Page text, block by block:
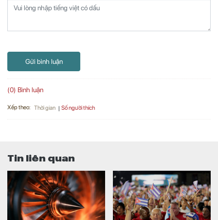
Gửi bình luận
(0) Bình luận
Xếp theo: Thời gian Số người thích
Tin liên quan